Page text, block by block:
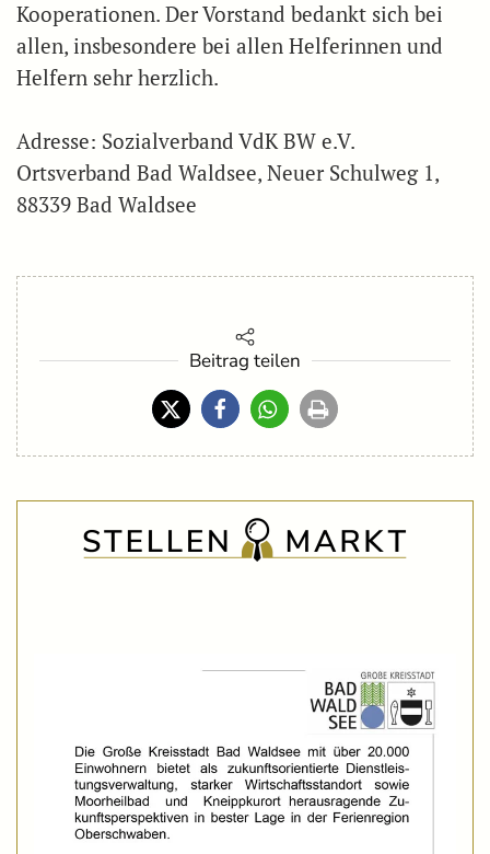
Kooperationen. Der Vorstand bedankt sich bei
allen, insbesondere bei allen Helferinnen und
Helfern sehr herzlich.
Adresse: Sozialverband VdK BW e.V.
Ortsverband Bad Waldsee, Neuer Schulweg 1,
88339 Bad Waldsee
Beitrag teilen